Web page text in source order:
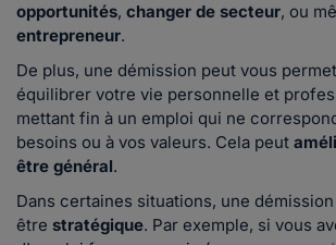
opportunités, changer de secteur, ou
entrepreneur.
De plus, une démission peut vous
équilibrer votre vie personnelle et
mettant fin à un emploi qui ne
besoins ou à vos valeurs. Cela peut
être général.
Dans certaines situations, une
être stratégique. Par exemple, si vous